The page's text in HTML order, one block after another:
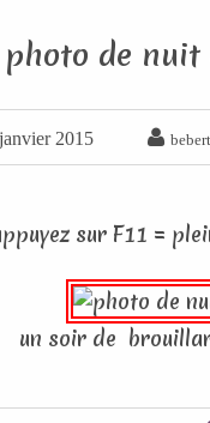
photo de nuit
2015 
sur F11 =
un soir de